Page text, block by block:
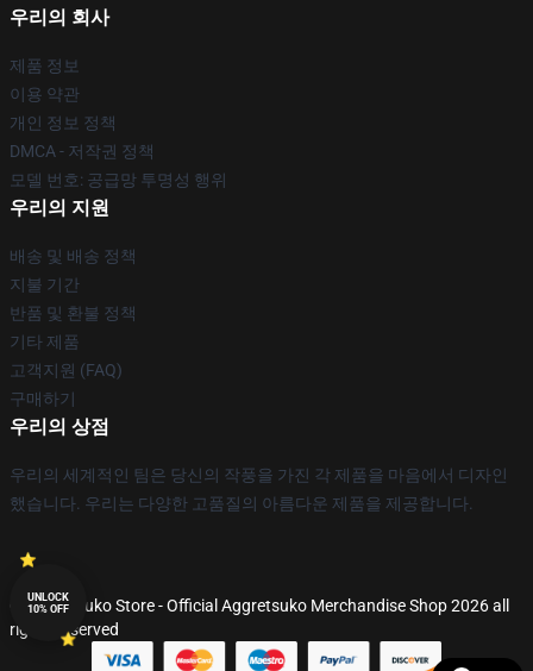
우리의 회사
제품 정보
이용 약관
개인 정보 정책
DMCA - 저작권 정책
모델 번호: 공급망 투명성 행위
우리의 지원
배송 및 배송 정책
지불 기간
반품 및 환불 정책
기타 제품
고객지원 (FAQ)
구매하기
우리의 상점
우리의 세계적인 팀은 당신의 작풍을 가진 각 제품을 마음에서 디자인
했습니다. 우리는 다양한 고품질의 아름다운 제품을 제공합니다.
© Aggretsuko Store - Official Aggretsuko Merchandise Shop 2026 all
rights reserved
UNLOCK
10% OFF